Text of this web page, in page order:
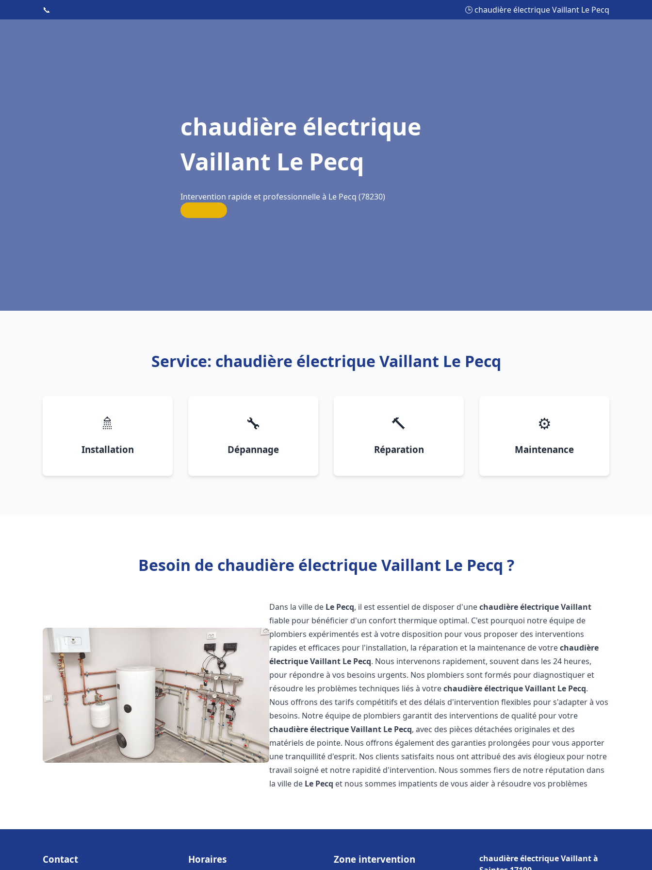
📞 🕒 chaudière électrique Vaillant Le Pecq
chaudière électrique
Vaillant Le Pecq
Intervention rapide et professionnelle à Le Pecq (78230)
Service: chaudière électrique Vaillant Le Pecq
🚿
Installation
🔧
Dépannage
🔨
Réparation
⚙️
Maintenance
Besoin de chaudière électrique Vaillant Le Pecq ?
Dans la ville de Le Pecq, il est essentiel de disposer d'unechaudière électrique Vaillant
fiable pour bénéficier d'un confort thermique optimal. C'est pourquoi notre équipe de
plombiers expérimentés est à votre disposition pour vous proposer des interventions
rapides et efficaces pour l'installation, la réparation et la maintenance de votrechaudière
électrique Vaillant Le Pecq. Nous intervenons rapidement, souvent dans les 24 heures,
pour répondre à vos besoins urgents. Nos plombiers sont formés pour diagnostiquer et
résoudre les problèmes techniques liés à votrechaudière électrique Vaillant Le Pecq.
Nous offrons des tarifs compétitifs et des délais d'intervention flexibles pour s'adapter à vos
besoins. Notre équipe de plombiers garantit des interventions de qualité pour votre
chaudière électrique Vaillant Le Pecq, avec des pièces détachées originales et des
matériels de pointe. Nous offrons également des garanties prolongées pour vous apporter
une tranquillité d'esprit. Nos clients satisfaits nous ont attribué des avis élogieux pour notre
travail soigné et notre rapidité d'intervention. Nous sommes fiers de notre réputation dans
la ville de Le Pecq et nous sommes impatients de vous aider à résoudre vos problèmes
Contact Horaires Zone intervention
chaudière électrique Vaillant à